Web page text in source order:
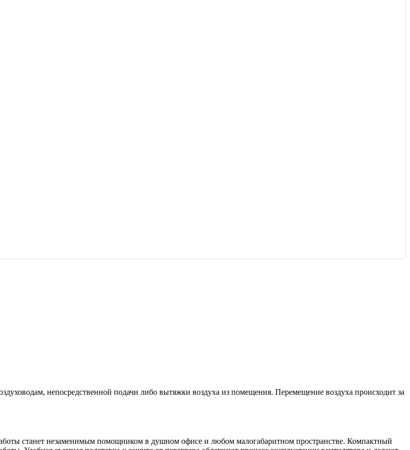
непосредственной подачи либо вытяжки воздуха из помещения. Перемещение воздуха происходит за
станет незаменимым помощником в душном офисе и любом малогабаритном пространстве. Компактный